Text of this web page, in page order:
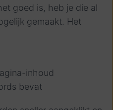
goed is, heb je die al
gemaakt. Het
inhoud
bevat